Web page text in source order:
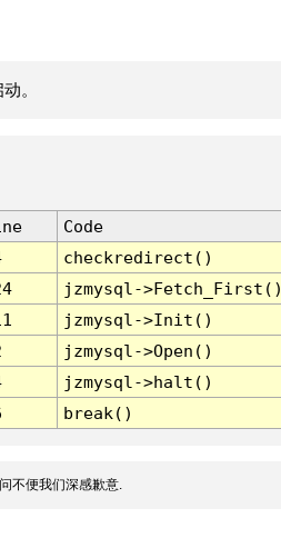
。
Code
checkredirect()
jzmysql-
jzmysql->Init()
jzmysql->Open()
jzmysql->halt()
break()
不便我们深感歉意.